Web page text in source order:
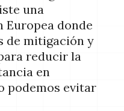
una
Europea donde
de mitigación y
reducir la
en
podemos evitar